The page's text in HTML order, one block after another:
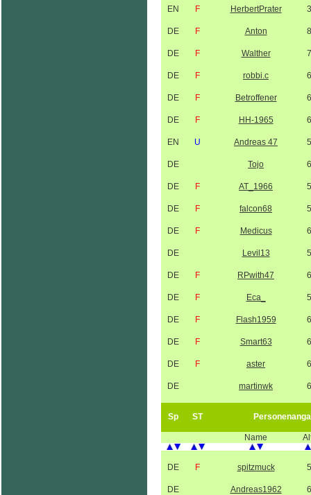
EN F HerbertPrater
DE F Anton
DE F Walther
DE F robbi.c
DE F Betroffener
DE F HH-1965
EN U Andreas 47
DE Tojo
DE F AT_1966
DE F falcon68
DE F Medicus
DE Levil13
DE F RPwith47
DE F Eca_
DE F Flash1959
DE F Smart63
DE F aster
DE martinwk
Sp ST
Name
DE F spitzmuck
DE Andreas1962